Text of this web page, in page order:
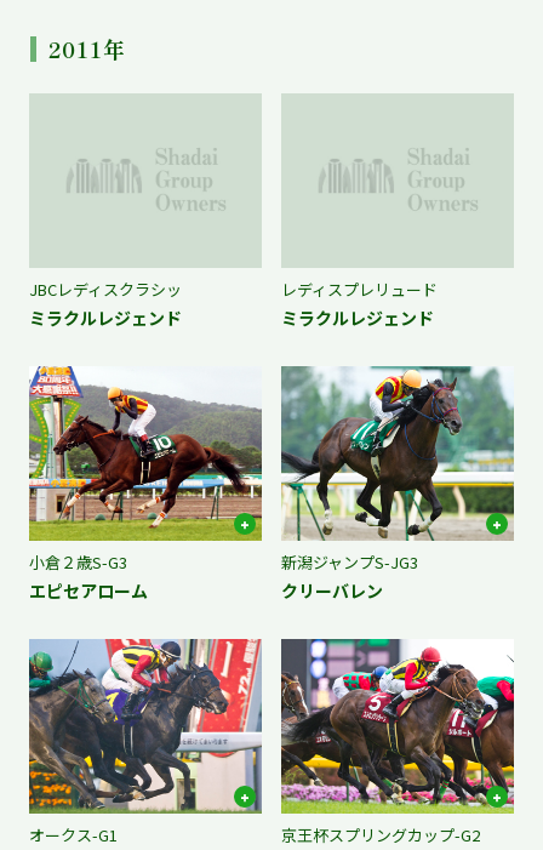
2011年
JBCレディスクラシッ
ミラクルレジェンド
レディスプレリュード
ミラクルレジェンド
小倉２歳S-G3
エピセアローム
新潟ジャンプS-JG3
クリーバレン
オークス-G1 京王杯スプリングカップ-G2